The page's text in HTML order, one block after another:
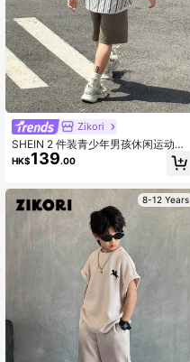
4.95 38K 追蹤者
Zikori
SHEIN 2 件装青少年男孩休闲运动学
院文艺风复古日韩宽松条纹翻领大字
母图案衬衫和短裤套装适合儿童服装
派对、晚会、表演、婚礼、洗礼、开
幕式日常适合日常使用适合上学适合
旅行适合运动适合春夏季节
HK$139.00
8-12 Years